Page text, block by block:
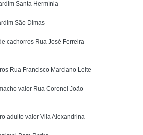
dos Campos
para Gatos
para Cachorro
dos Campos
Santa Hermínia
São Dimas
cachorros Rua José Ferreira
Rua Francisco Marciano Leite
valor Rua Coronel João
adulto valor Vila Alexandrina